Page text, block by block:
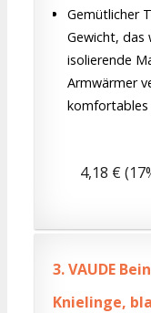
Gemütlicher
Gewicht, das
isolierende
Armwärmer
4,18 €
3.VAUDE
Knielinge,